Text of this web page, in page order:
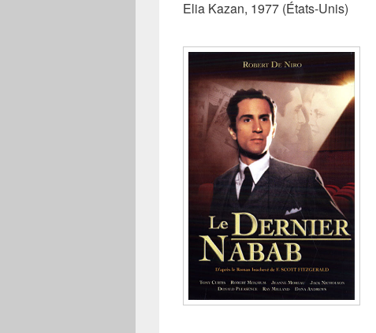
Elia Kazan, 1977 (États-Unis)